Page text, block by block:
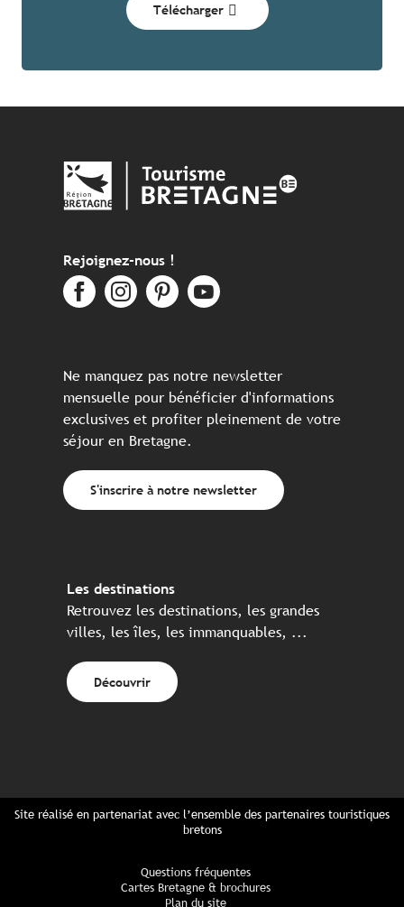
Télécharger
Rejoignez-nous !
Ne manquez pas notre newsletter
mensuelle pour bénéficier d'informations
exclusives et profiter pleinement de votre
séjour en Bretagne.
S'inscrire à notre newsletter
Les destinations
Retrouvez les destinations, les grandes
villes, les îles, les immanquables, ...
Découvrir
Site réalisé en partenariat avec l’ensemble des partenaires touristiques
bretons
Questions fréquentes
Cartes Bretagne & brochures
Plan du site